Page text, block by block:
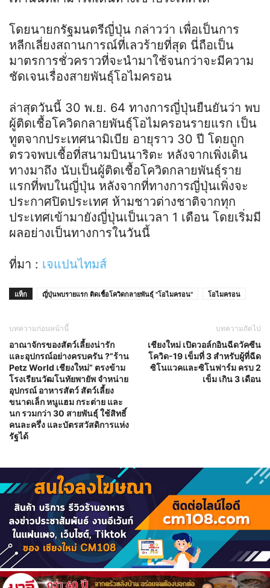
โดยนายกรัฐมนตรีญี่ปุ่น กล่าวว่า เพื่อเป็นการ
หลีกเลี่ยงสถานการณ์ที่เลวร้ายที่สุด นี่ถือเป็น
มาตรการชั่วคราวที่จะนำมาใช้จนกว่าจะมีความ
ชัดเจนเรื่องสายพันธ์ุโอไมครอน
ล่าสุดวันนี้ 30 พ.ย. 64 ทางการญี่ปุ่นยืนยันว่า พบ
ผู้ติดเชื้อโควิดกลายพันธุ์โอไมครอนรายแรก เป็น
ทูตจากประเทศนามิเบีย อายุราว 30 ปี โดยถูก
ตรวจพบเชื้อที่สนามบินนาริตะ หลังจากเพิ่งเดิน
ทางมาถึง นับเป็นผู้ติดเชื้อโควิดกลายพันธุ์ราย
แรกที่พบในญี่ปุ่น หลังจากที่ทางการญี่ปุ่นเพิ่งจะ
ประกาศปิดประเทศ ห้ามชาวต่างชาติจากทุก
ประเทศเข้ามายังญี่ปุ่นเป็นเวลา 1 เดือน โดยเริ่มมี
ผลอย่างเป็นทางการในวันนี้
ที่มา : เจแปนไทมส์
แท็ก ญี่ปุ่นพบรายแรก ติดเชื้อโควิดกลายพันธุ์ "โอไมครอน" โอไมครอน
บทความก่อนหน้านี้
อาณาจักรของสัตว์เลี้ยงน่ารัก
และอุปกรณ์อย่างครบครัน ?”ร้าน
Petz World เชียงใหม่” ตรงข้าม
โรงเรียนวัฒโนทัยพายัพ จำหน่าย
อุปกรณ์ อาหารสัตว์ สัตว์เลี้ยง
ขนาดเล็ก หนูแฮม กระต่าย และ
นก รวมกว่า 30 สายพันธุ์ ใช้สิทธิ์
คนละครึ่ง และบัตรสวัสดิการแห่ง
รัฐได้
บทความถัดไป
เชียงใหม่ เปิดวอล์กอินฉีดวัคซีน
โควิด-19 เข็มที่ 3 สำหรับผู้ที่ฉีด
ซิโนแวคและซิโนฟาร์ม ครบ 2
เข็ม เกิน 3 เดือน